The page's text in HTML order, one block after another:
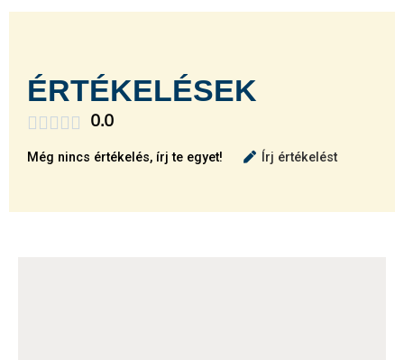
ÉRTÉKELÉSEK
0.0

Még nincs értékelés, írj te egyet! Írj értékelést